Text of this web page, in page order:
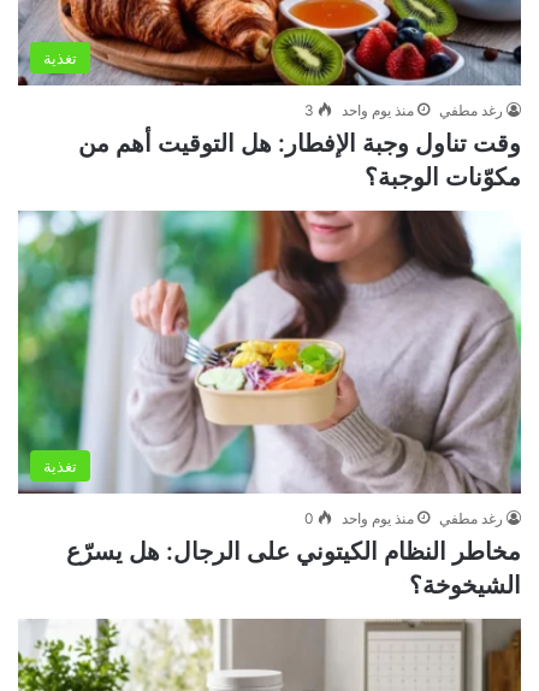
تغذية
رغد مطفي منذ يوم واحد 3
وقت تناول وجبة الإفطار: هل التوقيت أهم من
مكوّنات الوجبة؟
تغذية
رغد مطفي منذ يوم واحد 0
مخاطر النظام الكيتوني على الرجال: هل يسرّع
الشيخوخة؟